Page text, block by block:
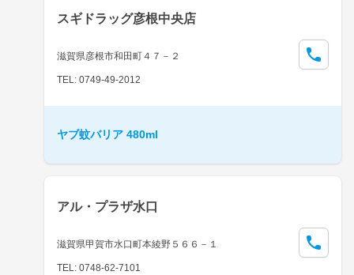
スギドラッグ彦根中央店
滋賀県彦根市和田町４７－２
TEL: 0749-49-2012
ヤブ蚊バリア 480ml
アル・プラザ水口
滋賀県甲賀市水口町本綾野５６６－１
TEL: 0748-62-7101